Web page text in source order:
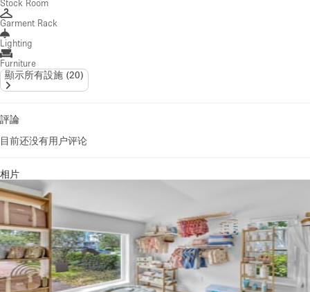
Stock Room
Garment Rack
Lighting
Furniture
顯示所有設施 (20)
評論
目前还没有用户评论
相片